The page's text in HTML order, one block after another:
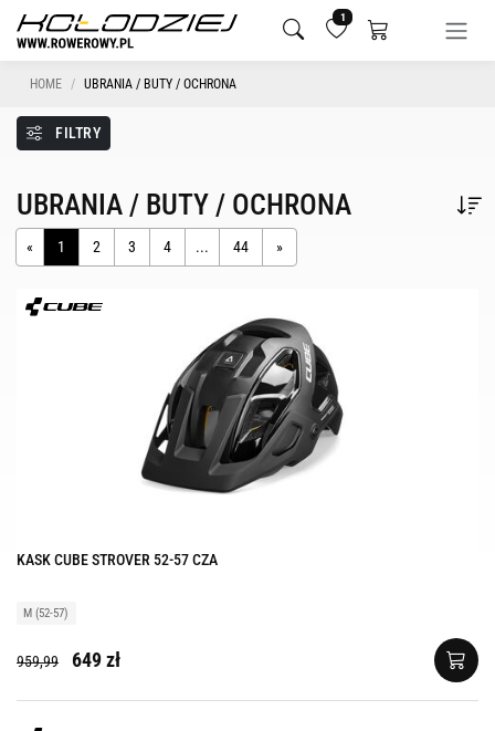
1
HOME UBRANIA / BUTY / OCHRONA
FILTRY
UBRANIA / BUTY / OCHRONA
« 1 2 3 4 ... 44 »
KASK CUBE STROVER 52-57 CZA
M (52-57)
959,99 649 zł